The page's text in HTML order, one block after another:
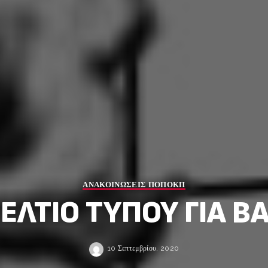
ΑΝΑΚΟΙΝΩΣΕΙΣ ΠΟΠΟΚΠ
ΤΥΠΟΥ ΓΙΑ
10 Σεπτεμβρίου, 2020